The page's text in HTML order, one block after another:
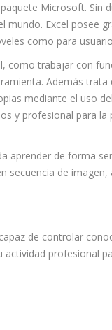
Microsoft. Sin
mundo. Excel posee
como para
como trabajar con
Además
mediante el uso
y profesional para
aprender de forma
secuencia de
de controlar
actividad profesional